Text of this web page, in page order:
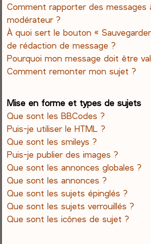
Comment rapporter des messages
modérateur ?
À quoi sert le bouton «
de rédaction de message ?
Pourquoi mon message doit être
Comment remonter mon sujet ?
Mise en forme et types de sujets
Que sont les BBCodes ?
Puis-je utiliser le HTML ?
Que sont les smileys ?
Puis-je publier des images ?
Que sont les annonces globales ?
Que sont les annonces ?
Que sont les sujets épinglés ?
Que sont les sujets verrouillés ?
Que sont les icônes de sujet ?